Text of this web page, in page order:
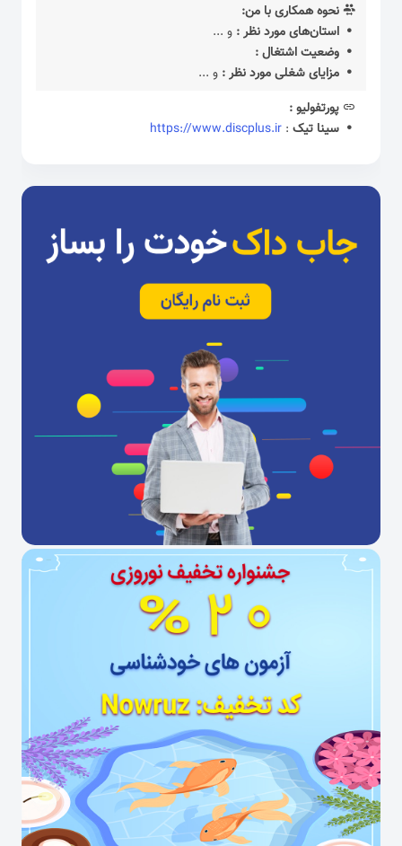
نحوه همکاری با من:
استان‌های مورد نظر : و ...
وضعیت اشتغال :
مزایای شغلی مورد نظر : و ...
پورتفولیو :
سینا تیک :
https://www.discplus.ir